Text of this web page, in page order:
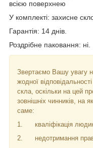
всією поверхнею
У комплекті: захисне
Гарантія: 14 днів.
Роздрібне паковання: ні.
Звертаємо Вашу увагу
жодної
скла, оскільки на цей
зовнішніх чинників, на
саме:
1.
кваліфікація
2.
недотримання